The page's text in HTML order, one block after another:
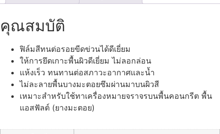
จราจร
เยอ
ร์
เฉด
ขนาด
quantity
คุณสมบัติ
ฟิล์มสีทนต่อรอยขีดข่วนได้ดีเยี่ยม
ให้การยึดเกาะพื้นผิวดีเยี่ยม ไม่ลอกล่อน
แห้งเร็ว ทนทานต่อสภาวะอากาศและน้ำ
ไม่ละลายพื้นบางมะตอยซึมผ่านมาบนผิวสี
เหมาะสำหรับใช้ทาเครื่องหมายจราจรบนพื้นคอนกรีต พื้น
แอสฟัลต์ (ยางมะตอย)